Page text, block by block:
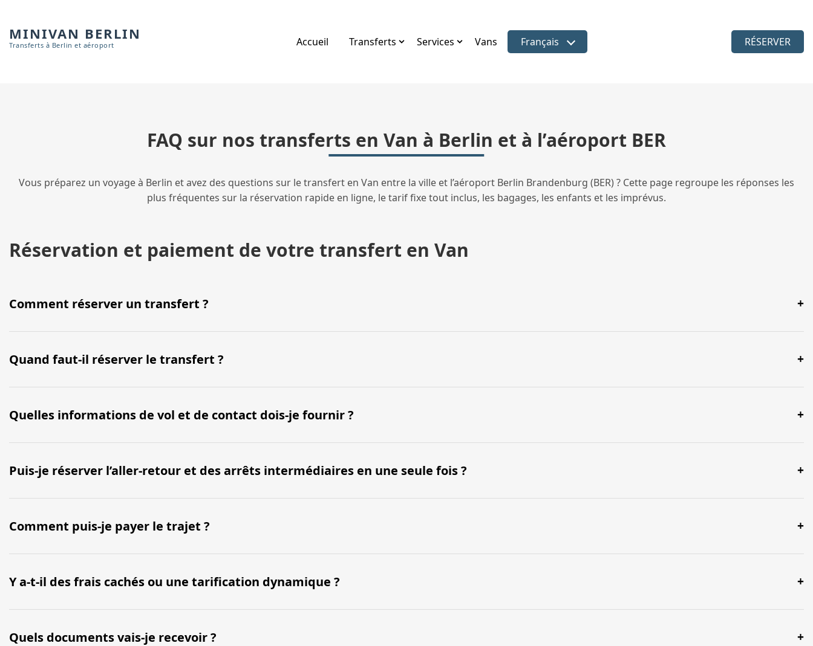
MINIVAN BERLIN
Transferts à Berlin et aéroport Accueil Transferts Services Vans Choisir la langue
Français RÉSERVER
FAQ sur nos transferts en Van à Berlin et à l’aéroport BER
Vous préparez un voyage à Berlin et avez des questions sur le transfert en Van entre la ville et l’aéroport Berlin Brandenburg (BER) ? Cette page regroupe les réponses les
plus fréquentes sur la réservation rapide en ligne, le tarif fixe tout inclus, les bagages, les enfants et les imprévus.
Réservation et paiement de votre transfert en Van
Comment réserver un transfert ?
Quand faut-il réserver le transfert ?
Quelles informations de vol et de contact dois-je fournir ?
Puis-je réserver l’aller-retour et des arrêts intermédiaires en une seule fois ?
Comment puis-je payer le trajet ?
Y a-t-il des frais cachés ou une tarification dynamique ?
Quels documents vais-je recevoir ?